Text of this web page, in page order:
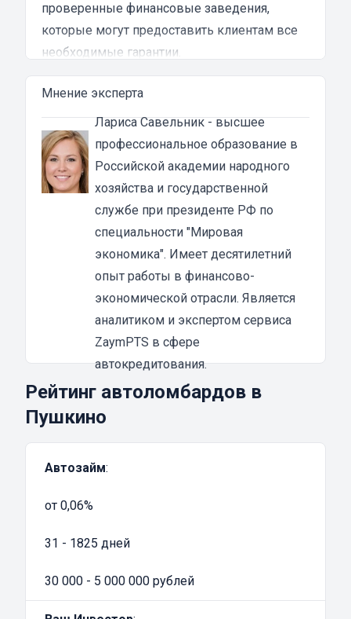
проверенные финансовые заведения,
которые могут предоставить клиентам все
необходимые гарантии.
Преимущества денежных займов под залог
ПТС мотоцикла в Пушкино
Основная особенность займа под ПТС в том,
что техника остается у владельца. То есть, вы
получаете займ и продолжаете пользоваться
своим мотоциклом. Основное требование —
это, конечно, своевременно погашать
задолженность. В этом случае вы ничем не
рискуете.
Из преимуществ залога под ПТС
мототехники можно выделить:
быстрое оформление;
получение не менее 80% суммы от
рыночной стоимости байка;
деньги получите сразу после заключения
удобство.
задолженность, а потом при необходимости
обычно предлагают клиентам весьма
выгодные условия для сотрудничества, с
поэтому услуга залога под ПТС мототехники
пользуется большим спросом у заемщиков.
Мнение эксперта
Лариса Савельник- высшее
профессиональное образование в
Российской академии народного
хозяйства и государственной
службе при президенте РФ по
специальности "Мировая
экономика". Имеет десятилетний
опыт работы в финансово-
экономической отрасли. Является
аналитиком и экспертом сервиса
ZaymPTS в сфере
автокредитования.
Рейтинг автоломбардов в
Пушкино
Автозайм:
от 0,06%
31 - 1825 дней
30 000 - 5 000 000 рублей